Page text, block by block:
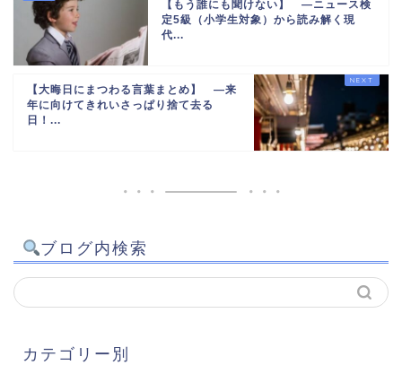
【もう誰にも聞けない】 ―ニュース検
定5級（小学生対象）から読み解く現
代...
【大晦日にまつわる言葉まとめ】 ―来
年に向けてきれいさっぱり捨て去る
日！...
ブログ内検索
カテゴリー別